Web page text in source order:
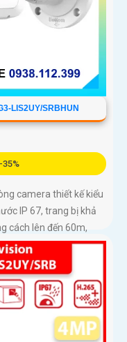
LIS2UY/SRBHUN
35%
camera thiết kế kiểu
IP 67, trang bị khả
cách lên đến 60m,
người và phương